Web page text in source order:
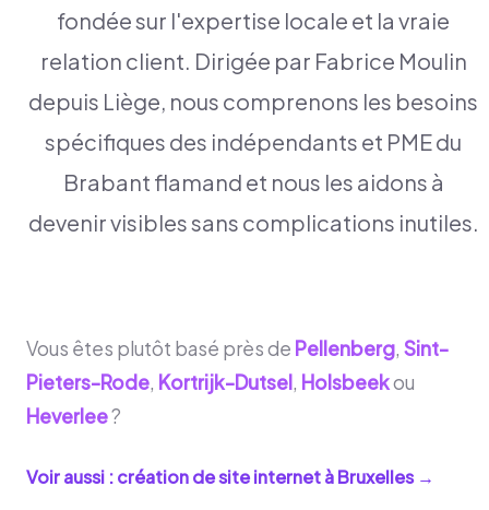
fondée sur l'expertise locale et la vraie
relation client. Dirigée par Fabrice Moulin
depuis Liège, nous comprenons les besoins
spécifiques des indépendants et PME du
Brabant flamand et nous les aidons à
devenir visibles sans complications inutiles.
Vous êtes plutôt basé près de Pellenberg, Sint-
Pieters-Rode, Kortrijk-Dutsel, Holsbeekou
Heverlee?
Voir aussi : création de site internet àBruxelles→